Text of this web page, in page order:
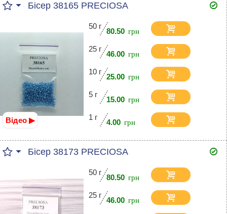
Бісер 38165 PRECIOSA
Відео ▶
50 г
80.50
25 г
46.00
10 г
25.00
5 г
15.00
1 г
4.00
Бісер 38173 PRECIOSA
50 г
80.50
25 г
46.00